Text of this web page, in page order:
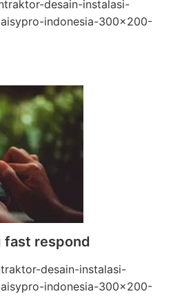
fast respond